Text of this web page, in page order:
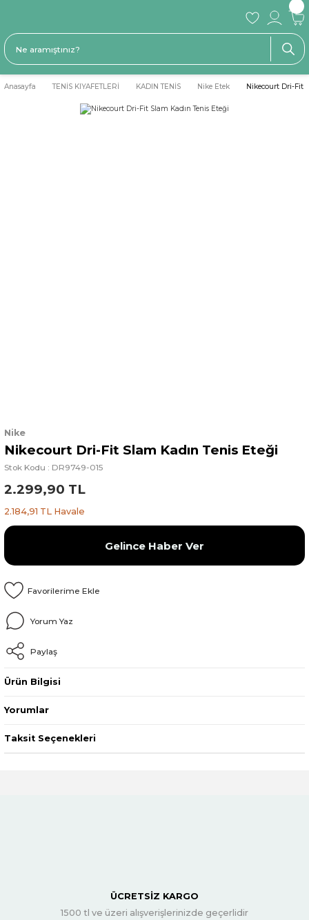
Anasayfa TENİS KIYAFETLERİ KADIN TENİS Nike Etek Nikecourt Dri-Fit
Nike
Nikecourt Dri-Fit Slam Kadın Tenis Eteği
Stok Kodu : DR9749-015
2.299,90 TL
2.184,91 TL Havale
Gelince Haber Ver
Yorum Yaz
Paylaş
Ürün Bilgisi
Yorumlar
Taksit Seçenekleri
ÜCRETSİZ KARGO
1500 tl ve üzeri alışverişlerinizde geçerlidir